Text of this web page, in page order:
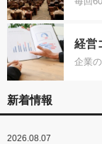
経営
企業
新着情報
2026.08.07